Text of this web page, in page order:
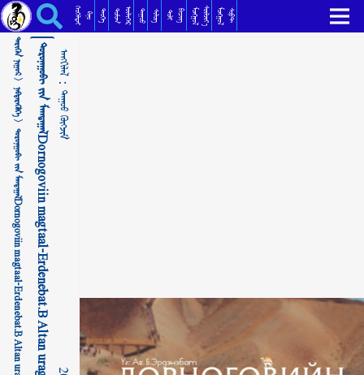
ᠳᠣᠷᠣᠨᠠᠭᠣᠪᠢ ᠶ᠋ᠢᠨ ᠮᠠᠭᠲᠠᠭᠠᠯDornogoviin magtaal-Erdenebat.B Altan urag _ Дорноговийн магтаал ᠳᠠᠭᠤᠤ ᠬᠥᠭᠵᠢᠮ ᠬᠡᠦᠬᠡᠯᠳᠡᠢ ᠺᠢᠨᠣ᠋ ᠲᠡᠦᠬᠡ ᠳᠣᠮᠣᠭ ᠥᠯᠢᠭᠡᠷ ᠳᠠᠭᠤᠤ ᠰᠢᠯᠦᠭ ᠲᠣᠯᠢ ᠪᠢᠴᠢᠭ ᠮᠣᠩᠭᠣᠯᠰᠦᠯᠵᠢᠶ᠎ᠡ ᠮᠣᠩᠭᠣᠯᠰᠣᠹᠲ
ᠲᠡᠷᠢᠭᠦᠨ ᠨᠢᠭᠤᠷ >
ᠨᠡᠪᠲᠡᠷᠡᠭᠦᠯᠭᠡ >
ᠠᠩᠭᠢᠯᠠᠯ：
ᠳᠠᠭᠤᠤ ᠬᠥᠭᠵᠢᠮ